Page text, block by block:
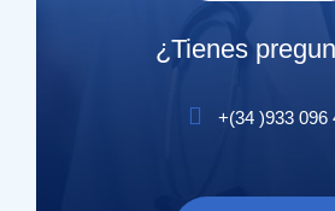
¿Tienes
+(34 )933 096